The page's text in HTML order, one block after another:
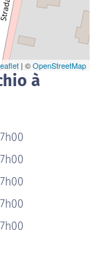
| ©OpenStreetMap
à